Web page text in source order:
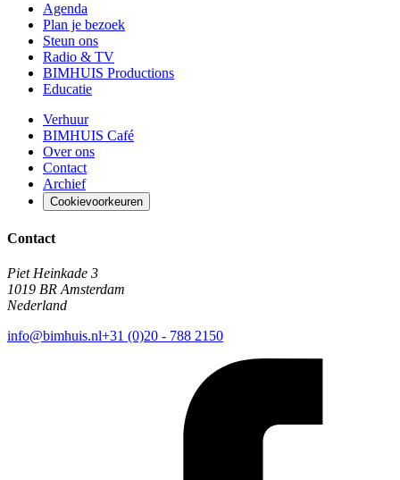
Agenda
Plan je bezoek
Steun ons
Radio & TV
BIMHUIS Productions
Educatie
Verhuur
BIMHUIS Café
Over ons
Contact
Archief
Cookievoorkeuren
Contact
Piet Heinkade 3
1019 BR Amsterdam
Nederland
info@bimhuis.nl+31 (0)20 - 788 2150